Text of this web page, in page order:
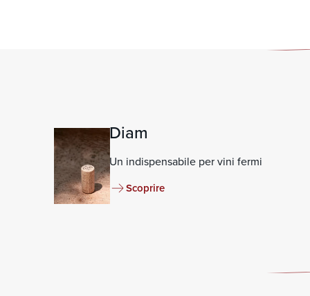
Diam
Un indispensabile per vini fermi
Scoprire